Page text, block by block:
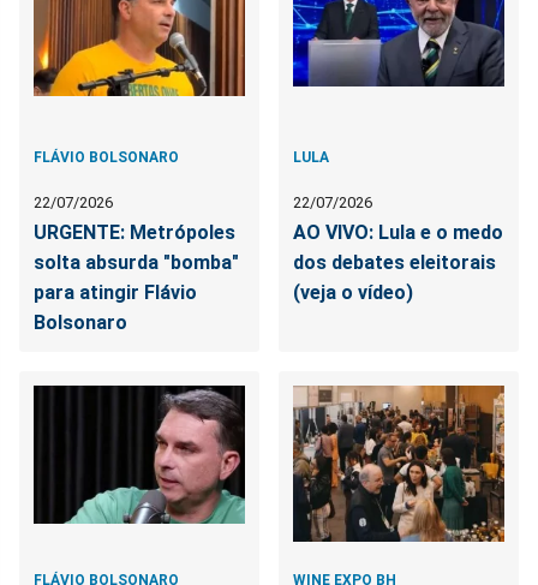
FLÁVIO BOLSONARO
22/07/2026
URGENTE: Metrópoles
solta absurda "bomba"
para atingir Flávio
Bolsonaro
LULA
22/07/2026
AO VIVO: Lula e o medo
dos debates eleitorais
(veja o vídeo)
FLÁVIO BOLSONARO WINE EXPO BH